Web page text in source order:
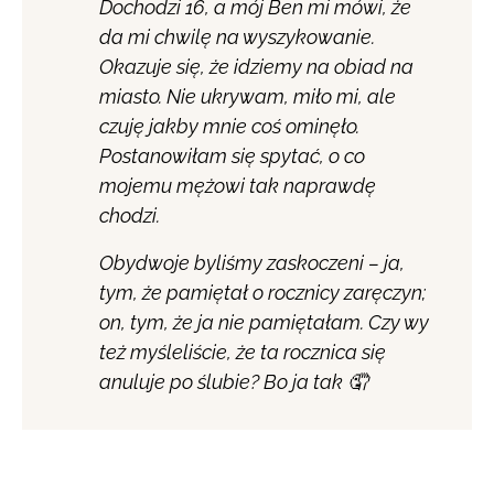
Dochodzi 16, a mój Ben mi mówi, że
da mi chwilę na wyszykowanie.
Okazuje się, że idziemy na obiad na
miasto. Nie ukrywam, miło mi, ale
czuję jakby mnie coś ominęło.
Postanowiłam się spytać, o co
mojemu mężowi tak naprawdę
chodzi.
Obydwoje byliśmy zaskoczeni – ja,
tym, że pamiętał o rocznicy zaręczyn;
on, tym, że ja nie pamiętałam. Czy wy
też myśleliście, że ta rocznica się
anuluje po ślubie? Bo ja tak 🤦